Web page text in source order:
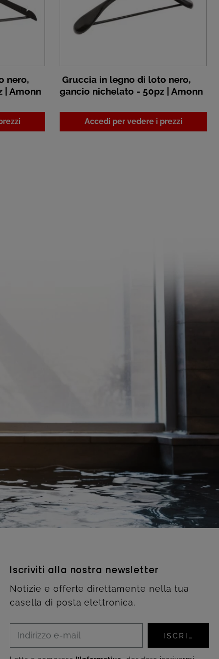
nero,
| Amonn
Gruccia in legno di loto nero,
gancio nichelato - 50pz | Amonn
Accedi per vedere i prezzi
Iscriviti alla nostra newsletter
Notizie e offerte direttamente nella tua
casella di posta elettronica.
ISCRIVITI